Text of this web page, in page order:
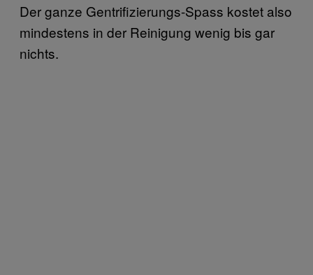
Der ganze Gentrifizierungs-Spass kostet also
mindestens in der Reinigung wenig bis gar
nichts.